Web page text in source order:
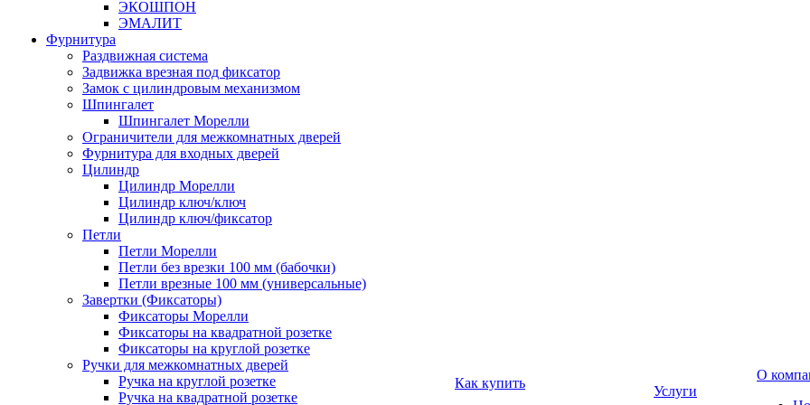
ЭКОШПОН
ЭМАЛИТ
Фурнитура
Раздвижная система
Задвижка врезная под фиксатор
Замок с цилиндровым механизмом
Шпингалет
Шпингалет Морелли
Ограничители для межкомнатных дверей
Фурнитура для входных дверей
Цилиндр
Цилиндр Морелли
Цилиндр ключ/ключ
Цилиндр ключ/фиксатор
Петли
Петли Морелли
Петли без врезки 100 мм (бабочки)
Петли врезные 100 мм (универсальные)
Завертки (Фиксаторы)
Фиксаторы Морелли
Фиксаторы на квадратной розетке
Фиксаторы на круглой розетке
Ручки для межкомнатных дверей
Ручка на круглой розетке
Ручка на квадратной розетке
Как купить
Услуги
О